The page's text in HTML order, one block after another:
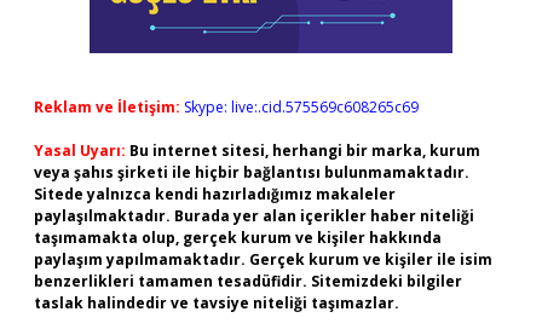
Reklam ve İletişim: Skype: live:.cid.575569c608265c69
Yasal Uyarı: Bu internet sitesi, herhangi bir marka, kurum
veya şahıs şirketi ile hiçbir bağlantısı bulunmamaktadır.
Sitede yalnızca kendi hazırladığımız makaleler
paylaşılmaktadır. Burada yer alan içerikler haber niteliği
taşımamakta olup, gerçek kurum ve kişiler hakkında
paylaşım yapılmamaktadır. Gerçek kurum ve kişiler ile isim
benzerlikleri tamamen tesadüfidir. Sitemizdeki bilgiler
taslak halindedir ve tavsiye niteliği taşımazlar.